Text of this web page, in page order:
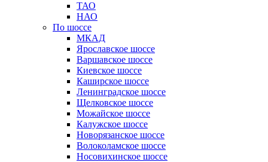
ТАО
НАО
По шоссе
МКАД
Ярославское шоссе
Варшавское шоссе
Киевское шоссе
Каширское шоссе
Ленинградское шоссе
Щелковское шоссе
Можайское шоссе
Калужское шоссе
Новорязанское шоссе
Волоколамское шоссе
Носовихинское шоссе